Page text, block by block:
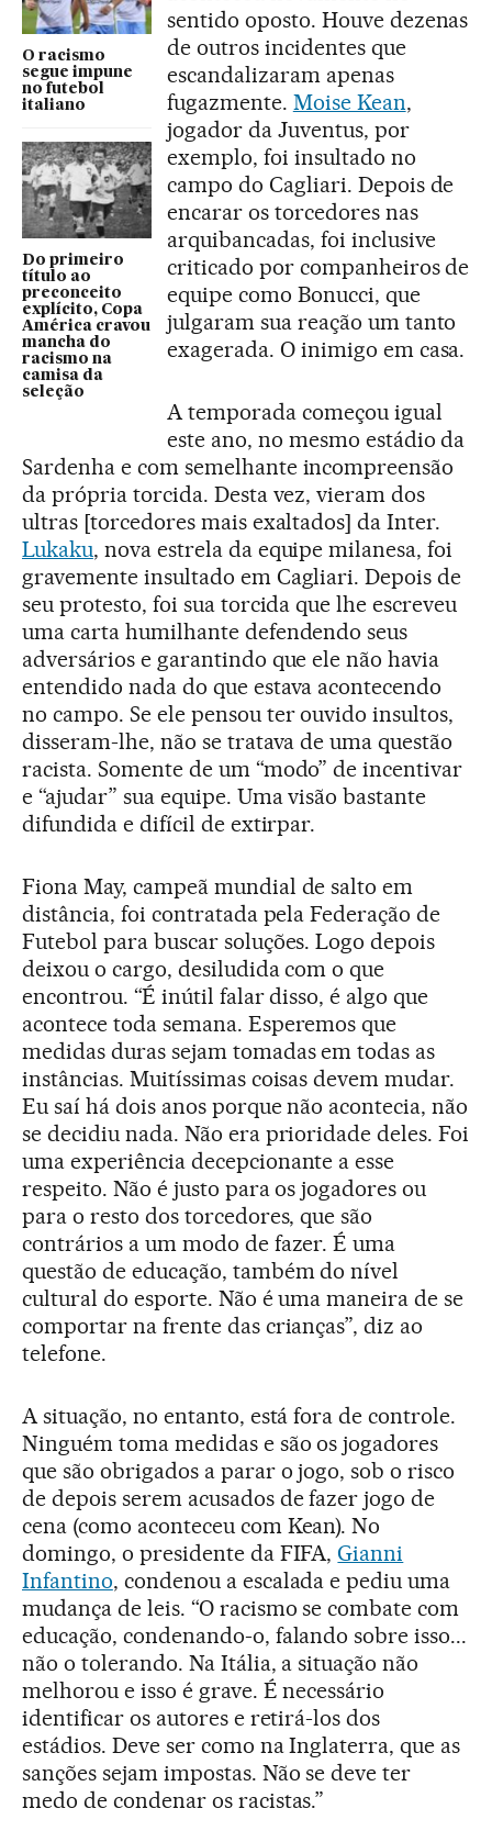
O racismo
segue impune
no futebol
italiano
Do primeiro
título ao
preconceito
explícito, Copa
América cravou
mancha do
racismo na
camisa da
seleção
sentido oposto. Houve dezenas
de outros incidentes que
escandalizaram apenas
fugazmente. Moise Kean,
jogador da Juventus, por
exemplo, foi insultado no
campo do Cagliari. Depois de
encarar os torcedores nas
arquibancadas, foi inclusive
criticado por companheiros de
equipe como Bonucci, que
julgaram sua reação um tanto
exagerada. O inimigo em casa.
A temporada começou igual
este ano, no mesmo estádio da
Sardenha e com semelhante incompreensão
da própria torcida. Desta vez, vieram dos
ultras [torcedores mais exaltados] da Inter.
Lukaku, nova estrela da equipe milanesa, foi
gravemente insultado em Cagliari. Depois de
seu protesto, foi sua torcida que lhe escreveu
uma carta humilhante defendendo seus
adversários e garantindo que ele não havia
entendido nada do que estava acontecendo
no campo. Se ele pensou ter ouvido insultos,
disseram-lhe, não se tratava de uma questão
racista. Somente de um “modo” de incentivar
e “ajudar” sua equipe. Uma visão bastante
difundida e difícil de extirpar.
Fiona May, campeã mundial de salto em
distância, foi contratada pela Federação de
Futebol para buscar soluções. Logo depois
deixou o cargo, desiludida com o que
encontrou. “É inútil falar disso, é algo que
acontece toda semana. Esperemos que
medidas duras sejam tomadas em todas as
instâncias. Muitíssimas coisas devem mudar.
Eu saí há dois anos porque não acontecia, não
se decidiu nada. Não era prioridade deles. Foi
uma experiência decepcionante a esse
respeito. Não é justo para os jogadores ou
para o resto dos torcedores, que são
contrários a um modo de fazer. É uma
questão de educação, também do nível
cultural do esporte. Não é uma maneira de se
comportar na frente das crianças”, diz ao
telefone.
A situação, no entanto, está fora de controle.
Ninguém toma medidas e são os jogadores
que são obrigados a parar o jogo, sob o risco
de depois serem acusados de fazer jogo de
cena (como aconteceu com Kean). No
domingo, o presidente da FIFA,Gianni
Infantino, condenou a escalada e pediu uma
mudança de leis. “O racismo se combate com
educação, condenando-o, falando sobre isso...
não o tolerando. Na Itália, a situação não
melhorou e isso é grave. É necessário
identificar os autores e retirá-los dos
estádios. Deve ser como na Inglaterra, que as
sanções sejam impostas. Não se deve ter
medo de condenar os racistas.”